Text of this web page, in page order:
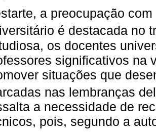
a preocupação
é destacada no
os docentes
significativos na
situações que
nas lembranças
a necessidade de
pois, segundo a